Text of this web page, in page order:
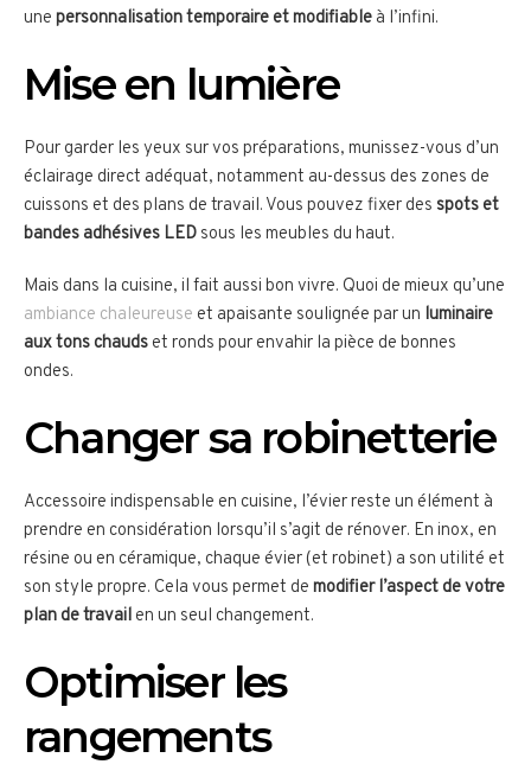
une personnalisation temporaire et modifiable à l’infini.
Mise en lumière
Pour garder les yeux sur vos préparations, munissez-vous d’un
éclairage direct adéquat, notamment au-dessus des zones de
cuissons et des plans de travail. Vous pouvez fixer des spots et
bandes adhésives LED sous les meubles du haut.
Mais dans la cuisine, il fait aussi bon vivre. Quoi de mieux qu’une
ambiance chaleureuse et apaisante soulignée par un luminaire
aux tons chauds et ronds pour envahir la pièce de bonnes
ondes.
Changer sa robinetterie
Accessoire indispensable en cuisine, l’évier reste un élément à
prendre en considération lorsqu’il s’agit de rénover. En inox, en
résine ou en céramique, chaque évier (et robinet) a son utilité et
son style propre. Cela vous permet de modifier l’aspect de votre
plan de travail en un seul changement.
Optimiser les
rangements